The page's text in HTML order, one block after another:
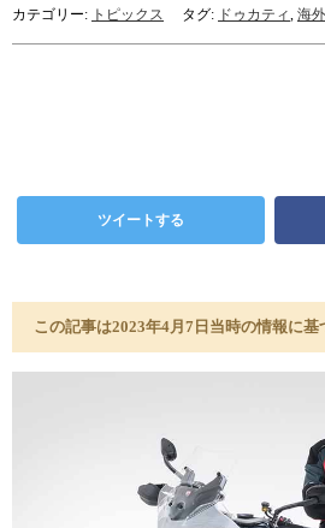
カテゴリー: トピックス タグ: ドゥカティ, 海
ツイートする
この記事は2023年4月7日当時の情報に基